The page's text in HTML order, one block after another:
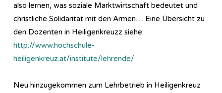
also lernen, was soziale Marktwirtschaft bedeutet und
christliche Solidarität mit den Armen… Eine Übersicht zu
den Dozenten in Heiligenkreuzz siehe:
http://www.hochschule-
heiligenkreuz.at/institute/lehrende/
Neu hinzugekommen zum Lehrbetrieb in Heiligenkreuz